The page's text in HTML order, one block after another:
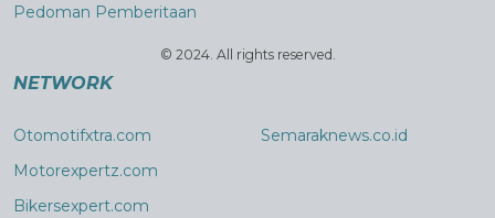
Pedoman Pemberitaan
© 2024. All rights reserved.
NETWORK
Otomotifxtra.com
Motorexpertz.com
Bikersexpert.com
Semaraknews.co.id